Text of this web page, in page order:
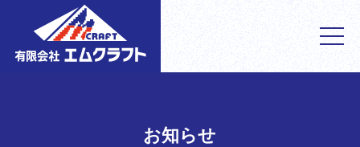
お知らせ